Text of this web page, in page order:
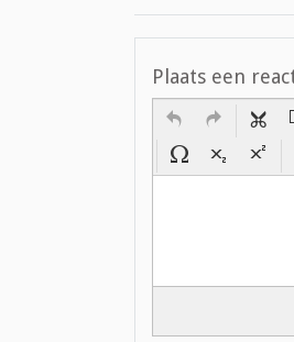
Plaats een